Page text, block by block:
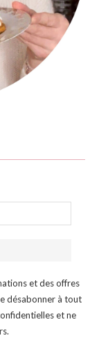
et des offres
désabonner à tout
et ne